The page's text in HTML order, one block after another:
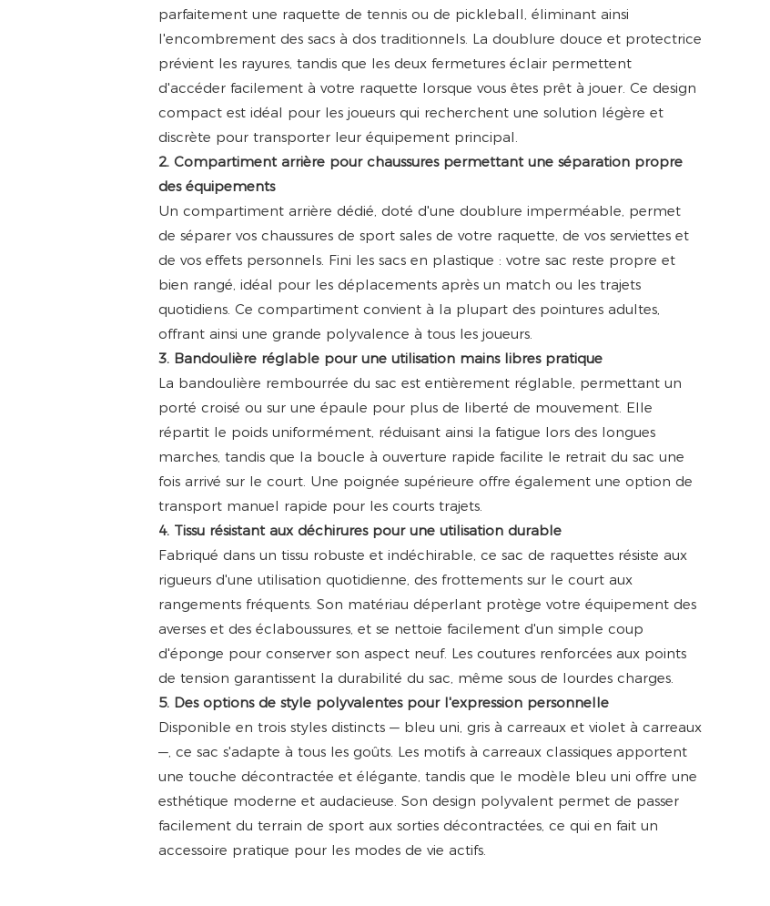
parfaitement une raquette de tennis ou de pickleball, éliminant ainsi
l'encombrement des sacs à dos traditionnels. La doublure douce et protectrice
prévient les rayures, tandis que les deux fermetures éclair permettent
d'accéder facilement à votre raquette lorsque vous êtes prêt à jouer. Ce design
compact est idéal pour les joueurs qui recherchent une solution légère et
discrète pour transporter leur équipement principal.
2. Compartiment arrière pour chaussures permettant une séparation propre
des équipements
Un compartiment arrière dédié, doté d'une doublure imperméable, permet
de séparer vos chaussures de sport sales de votre raquette, de vos serviettes et
de vos effets personnels. Fini les sacs en plastique : votre sac reste propre et
bien rangé, idéal pour les déplacements après un match ou les trajets
quotidiens. Ce compartiment convient à la plupart des pointures adultes,
offrant ainsi une grande polyvalence à tous les joueurs.
3. Bandoulière réglable pour une utilisation mains libres pratique
La bandoulière rembourrée du sac est entièrement réglable, permettant un
porté croisé ou sur une épaule pour plus de liberté de mouvement. Elle
répartit le poids uniformément, réduisant ainsi la fatigue lors des longues
marches, tandis que la boucle à ouverture rapide facilite le retrait du sac une
fois arrivé sur le court. Une poignée supérieure offre également une option de
transport manuel rapide pour les courts trajets.
4. Tissu résistant aux déchirures pour une utilisation durable
Fabriqué dans un tissu robuste et indéchirable, ce sac de raquettes résiste aux
rigueurs d'une utilisation quotidienne, des frottements sur le court aux
rangements fréquents. Son matériau déperlant protège votre équipement des
averses et des éclaboussures, et se nettoie facilement d'un simple coup
d'éponge pour conserver son aspect neuf. Les coutures renforcées aux points
de tension garantissent la durabilité du sac, même sous de lourdes charges.
5. Des options de style polyvalentes pour l'expression personnelle
Disponible en trois styles distincts — bleu uni, gris à carreaux et violet à carreaux
—, ce sac s'adapte à tous les goûts. Les motifs à carreaux classiques apportent
une touche décontractée et élégante, tandis que le modèle bleu uni offre une
esthétique moderne et audacieuse. Son design polyvalent permet de passer
facilement du terrain de sport aux sorties décontractées, ce qui en fait un
accessoire pratique pour les modes de vie actifs.